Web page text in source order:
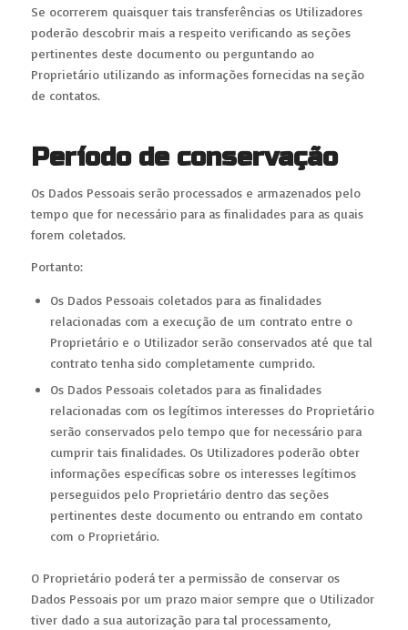
Se ocorrerem quaisquer tais transferências os Utilizadores
poderão descobrir mais a respeito verificando as seções
pertinentes deste documento ou perguntando ao
Proprietário utilizando as informações fornecidas na seção
de contatos.
Período de conservação
Os Dados Pessoais serão processados e armazenados pelo
tempo que for necessário para as finalidades para as quais
forem coletados.
Portanto:
Os Dados Pessoais coletados para as finalidades
relacionadas com a execução de um contrato entre o
Proprietário e o Utilizador serão conservados até que tal
contrato tenha sido completamente cumprido.
Os Dados Pessoais coletados para as finalidades
relacionadas com os legítimos interesses do Proprietário
serão conservados pelo tempo que for necessário para
cumprir tais finalidades. Os Utilizadores poderão obter
informações específicas sobre os interesses legítimos
perseguidos pelo Proprietário dentro das seções
pertinentes deste documento ou entrando em contato
com o Proprietário.
O Proprietário poderá ter a permissão de conservar os
Dados Pessoais por um prazo maior sempre que o Utilizador
tiver dado a sua autorização para tal processamento,